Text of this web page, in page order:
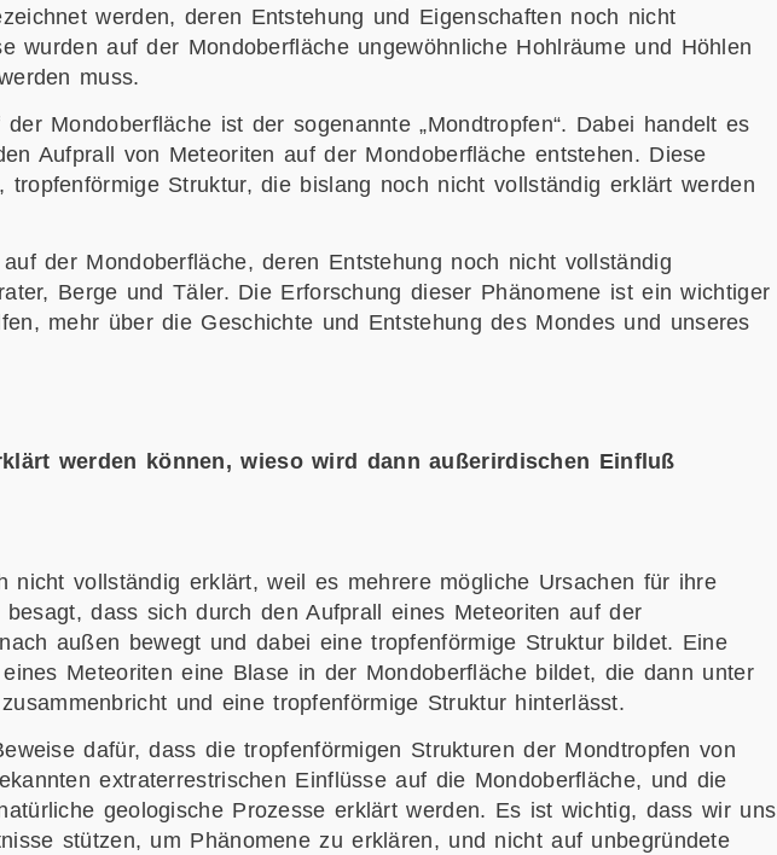
werden, deren Entstehung und Eigenschaften noch nicht
wurden auf der Mondoberfläche ungewöhnliche Hohlräume und Höhlen
muss.
Mondoberfläche ist der sogenannte „Mondtropfen“. Dabei handelt es
Aufprall von Meteoriten auf der Mondoberfläche entstehen. Diese
tropfenförmige Struktur, die bislang noch nicht vollständig erklärt werden
der Mondoberfläche, deren Entstehung noch nicht vollständig
Berge und Täler. Die Erforschung dieser Phänomene ist ein wichtiger
mehr über die Geschichte und Entstehung des Mondes und unseres
werden können, wieso wird dann außerirdischen Einfluß
nicht vollständig erklärt, weil es mehrere mögliche Ursachen für ihre
dass sich durch den Aufprall eines Meteoriten auf der
außen bewegt und dabei eine tropfenförmige Struktur bildet. Eine
Meteoriten eine Blase in der Mondoberfläche bildet, die dann unter
und eine tropfenförmige Struktur hinterlässt.
dafür, dass die tropfenförmigen Strukturen der Mondtropfen von
extraterrestrischen Einflüsse auf die Mondoberfläche, und die
geologische Prozesse erklärt werden. Es ist wichtig, dass wir uns
stützen, um Phänomene zu erklären, und nicht auf unbegründete